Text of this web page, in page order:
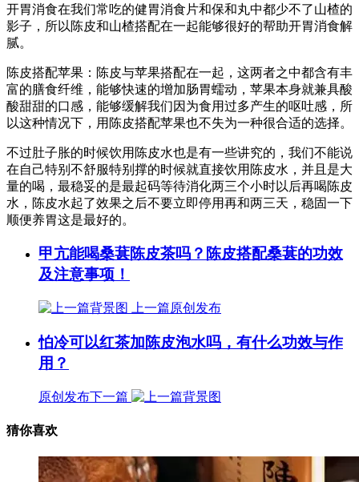
开胃消食在我们常吃的健胃消食片和保和丸中都少不了山楂的
影子，所以陈皮和山楂搭配在一起能够很好的帮助开胃消食解
腻。
陈皮搭配苹果：陈皮与苹果搭配在一起，这两者之中都含有丰
富的膳食纤维，能够快速的增加肠胃蠕动，苹果本身就兼具酸
酸甜甜的口感，能够缓解我们因为食用过多产生的呕吐感，所
以这种情况下，用陈皮搭配苹果也不失为一种很合适的选择。
不过肚子胀的时候饮用陈皮水也是有一些讲究的，我们不能说
在自己特别不舒服特别撑的时候就直接饮用陈皮水，并且是大
量的喝，最稳妥的是最起码等待消化两三个小时以后再喝陈皮
水，陈皮水起了效果之后不要立即停用再和两三天，稳固一下
顺便养胃这是最好的。
甲亢能喝桑葚陈皮茶吗？陈皮搭配桑葚的功效
及注意事项！
上一篇原创发布
怕冷可以红茶加陈皮泡水吗，有什么功效与作
用？
原创发布下一篇
猜你喜欢